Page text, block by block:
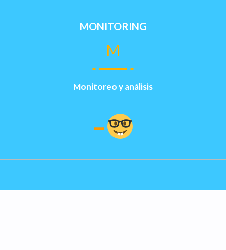
MONITORING
M
Monitoreo y análisis
–